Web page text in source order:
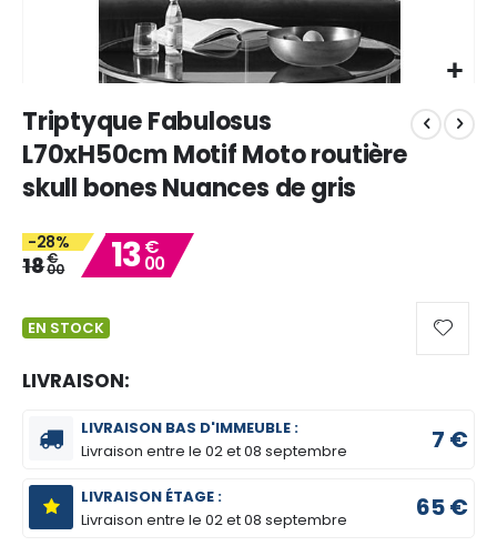
to
the
beginning
of
images
gallery
Triptyque Fabulosus
L70xH50cm Motif Moto routière
skull bones Nuances de gris
-28%
18€
00 13€
00
EN STOCK
LIVRAISON:
LIVRAISON BAS D'IMMEUBLE :
Livraison entre le02 et 08 septembre 7 €
LIVRAISON ÉTAGE :
Livraison entre le02 et 08 septembre 65 €